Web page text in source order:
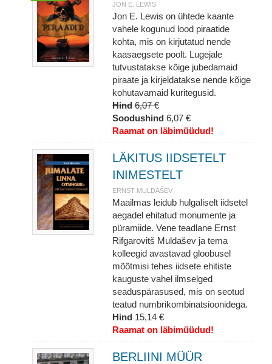
JON E. LEWIS
Jon E. Lewis on ühtede kaante
vahele kogunud lood piraatide
kohta, mis on kirjutatud nende
kaasaegsete poolt. Lugejale
tutvustatakse kõige jubedamaid
piraate ja kirjeldatakse nende kõige
kohutavamaid kuritegusid.
Hind 6,07 €
Soodushind 6,07 €
Raamat on läbimüüdud!
LÄKITUS IIDSETELT
INIMESTELT
ERNST MULDAŠEV
Maailmas leidub hulgaliselt iidsetel
aegadel ehitatud monumente ja
püramiide. Vene teadlane Ernst
Rifgarovitš Muldašev ja tema
kolleegid avastavad gloobusel
mõõtmisi tehes iidsete ehitiste
kauguste vahel ilmselged
seaduspärasused, mis on seotud
teatud numbrikombinatsioonidega.
Hind 15,14 €
Raamat on läbimüüdud!
BERLIINI MÜÜR